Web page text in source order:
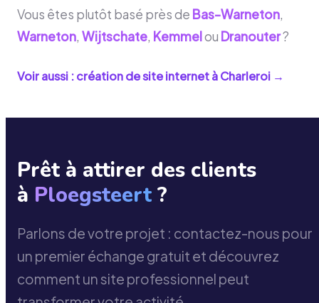
Vous êtes plutôt basé près de Bas-Warneton,
Warneton, Wijtschate, Kemmelou Dranouter?
Voir aussi : création de site internet àCharleroi →
Prêt à attirer des clients
à Ploegsteert ?
Parlons de votre projet : contactez-nous pour
un premier échange gratuit et découvrez
comment un site professionnel peut